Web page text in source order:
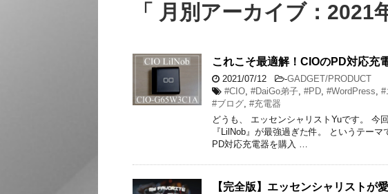
「 月別アーカイブ：2021
これこそ最適解！CIOのPD対応充
2021/07/12 -GADGET/PRODUCT
#CIO, #DaiGo弟子, #PD, #WordPress, #
#ブログ, #充電器
どうも、 エッセンシャリストYuです。 今
『LilNob』が最強過ぎた件。 というテー
PD対応充電器を購入 …
【完全版】エッセンシャリストが